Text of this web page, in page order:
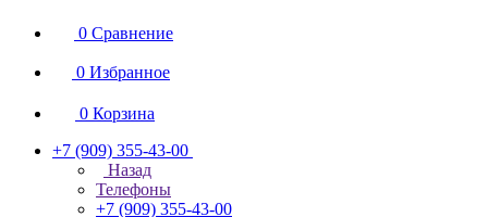
0 Сравнение
0 Избранное
0 Корзина
+7 (909) 355-43-00
Назад
Телефоны
+7 (909) 355-43-00